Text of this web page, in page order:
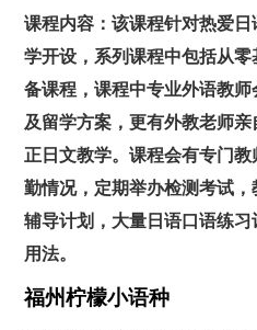
课程内容：该课程针对热爱日
学开设，系列课程中包括从
备课程，课程中专业外语教
及留学方案，更有外教老师
正日文教学。课程会有专门
勤情况，定期举办检测考试
辅导计划，大量日语口语练
用法。
福州柠檬小语种